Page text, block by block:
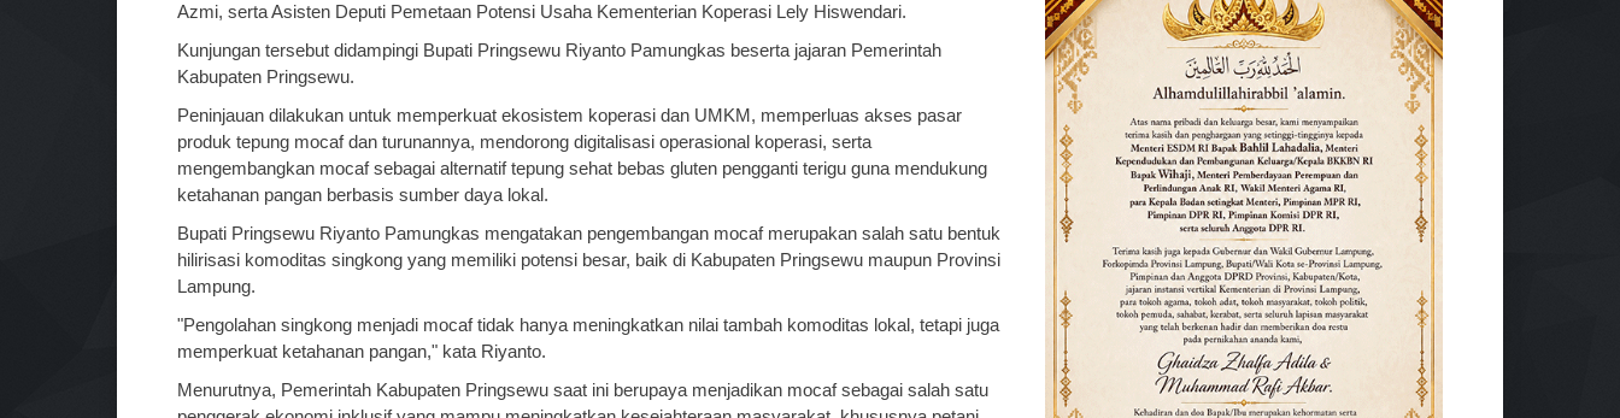
Azmi, serta Asisten Deputi Pemetaan Potensi Usaha Kementerian Koperasi Lely Hiswendari.
Kunjungan tersebut didampingi Bupati Pringsewu Riyanto Pamungkas beserta jajaran Pemerintah
Kabupaten Pringsewu.
Peninjauan dilakukan untuk memperkuat ekosistem koperasi dan UMKM, memperluas akses pasar
produk tepung mocaf dan turunannya, mendorong digitalisasi operasional koperasi, serta
mengembangkan mocaf sebagai alternatif tepung sehat bebas gluten pengganti terigu guna mendukung
ketahanan pangan berbasis sumber daya lokal.
Bupati Pringsewu Riyanto Pamungkas mengatakan pengembangan mocaf merupakan salah satu bentuk
hilirisasi komoditas singkong yang memiliki potensi besar, baik di Kabupaten Pringsewu maupun Provinsi
Lampung.
"Pengolahan singkong menjadi mocaf tidak hanya meningkatkan nilai tambah komoditas lokal, tetapi juga
memperkuat ketahanan pangan," kata Riyanto.
Menurutnya, Pemerintah Kabupaten Pringsewu saat ini berupaya menjadikan mocaf sebagai salah satu